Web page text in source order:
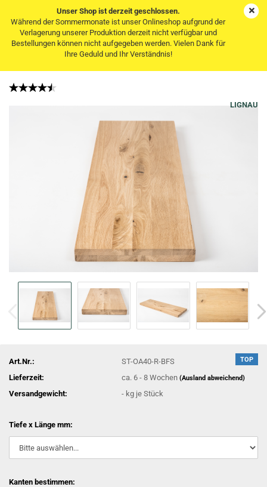
Unser Shop ist derzeit geschlossen.
Während der Sommermonate ist unser Onlineshop aufgrund der
Verlagerung unserer Produktion derzeit nicht verfügbar und
Bestellungen können nicht aufgegeben werden. Vielen Dank für
Ihre Geduld und Ihr Verständnis!
Treppenstufe Trittstufe Eiche Wildeiche 40 mm
LIGNAU
TOP
Art.Nr.:
ST-OA40-R-BFS
Lieferzeit:
ca. 6 - 8 Wochen(Ausland abweichend)
Versandgewicht: - kg je Stück
Tiefe x Länge mm:
Kanten bestimmen: